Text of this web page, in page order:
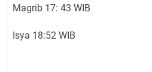
Magrib 17: 43 WIB
Isya 18:52 WIB